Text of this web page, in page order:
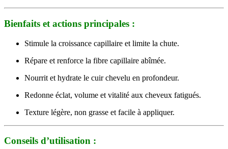
Bienfaits et actions principales :
Stimule la croissance capillaire et limite la chute.
Répare et renforce la fibre capillaire abîmée.
Nourrit et hydrate le cuir chevelu en profondeur.
Redonne éclat, volume et vitalité aux cheveux fatigués.
Texture légère, non grasse et facile à appliquer.
Conseils d’utilisation :